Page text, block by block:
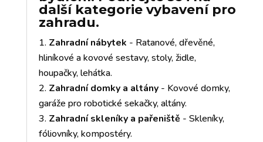
další kategorie vybavení pro
zahradu.
Zahradní nábytek - Ratanové, dřevěné,
hliníkové a kovové sestavy, stoly, židle,
houpačky, lehátka.
Zahradní domky a altány- Kovové domky,
garáže pro robotické sekačky, altány.
Zahradní skleníky a pařeniště - Skleníky,
fóliovníky, kompostéry.